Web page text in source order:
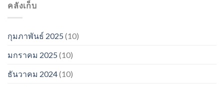
คลังเก็บ
กุมภาพันธ์ 2025 (10)
มกราคม 2025 (10)
ธันวาคม 2024(10)